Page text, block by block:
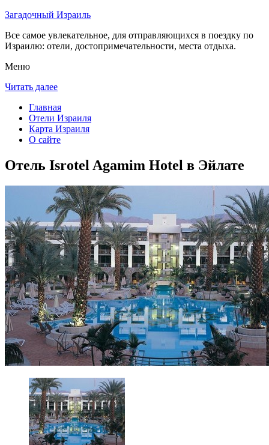
Загадочный Израиль
Все самое увлекательное, для отправляющихся в поездку по
Израилю: отели, достопримечательности, места отдыха.
Меню
Читать далее
Главная
Отели Израиля
Карта Израиля
О сайте
Отель Isrotel Agamim Hotel в Эйлате